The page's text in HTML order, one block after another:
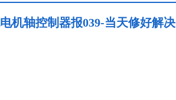
机轴控制器报039-当天修好解决